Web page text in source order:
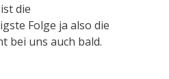
die
Folge ja also die
bei uns auch bald.